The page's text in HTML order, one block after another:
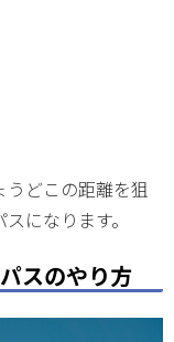
どこの距離を狙
になります。
スのやり方